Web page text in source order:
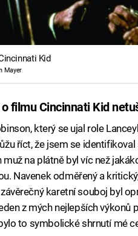
Kid
Mayer
filmu Cincinnati Kid
který se ujal role
říct, že jsem se
muž na plátně byl víc než
Navenek odměřený a
karetní souboj byl
z mých nejlepších výkonů
to symbolické shrnutí mé